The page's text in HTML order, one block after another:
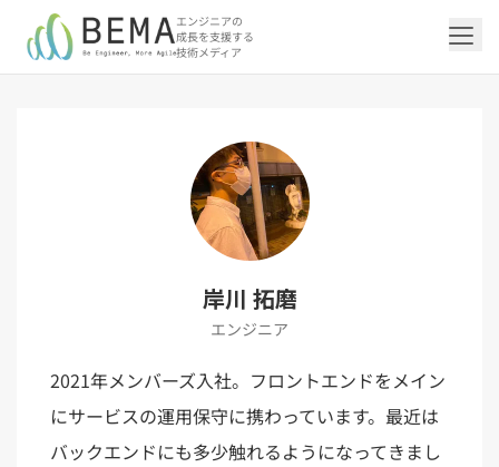
エンジニアの
成長を支援する
技術メディア
「アジャイル開発/スクラム」の記事一覧を
スクラムマスター（19）
アジャイル（15）
「DevOps/クラウド」の記事一覧を見る
「DevOps/クラウド」のタグ一覧
CI/CD（9）
Terraform（6）
インフラストラクチャ（5）
サーバーレス（3）
CloudWatch（2）
CodeCommit（2）
Amplify（2）
Ansible（2）
Google Cloud（1）
DevSecOps（1）
Platform Engineering（1）
SRE（1）
「AI」の記事一覧を見る
AIエージェント（4）
NotebookLM（3）
Gemini（3）
CNN（1）
「バックエンド」の記事一覧を見る
「バックエンド」のタグ一覧
Oracle APEX（5）
Python（4）
SQL（1）
アクセス制御（1）
MySQL（1）
「Flutter/モバイル」の記事一覧を見る
「Flutter/モバイル」のタグ一覧
Dart（6）
アプリ開発（1）
「Jamstack/フロントエンド」の記事一覧
Astro（10）
JavaScript（4）
WordPress（3）
Puppeteer（1）
SEO（1）
React（1）
「others」の記事一覧を見る
「others」のタグ一覧
エンジニア組織（48）
イベント（42）
アドベントカレンダー2024（25）
スキルアップ（24）
日本CTO協会（18）
若手エンジニア（12）
トラブルシューティング（12）
キャリア（8）
内製化（7）
マネジメント（6）
UI/UX（5）
岸川 拓磨
エンジニア
2021年メンバーズ入社。フロントエンドをメイン
にサービスの運用保守に携わっています。最近は
バックエンドにも多少触れるようになってきまし